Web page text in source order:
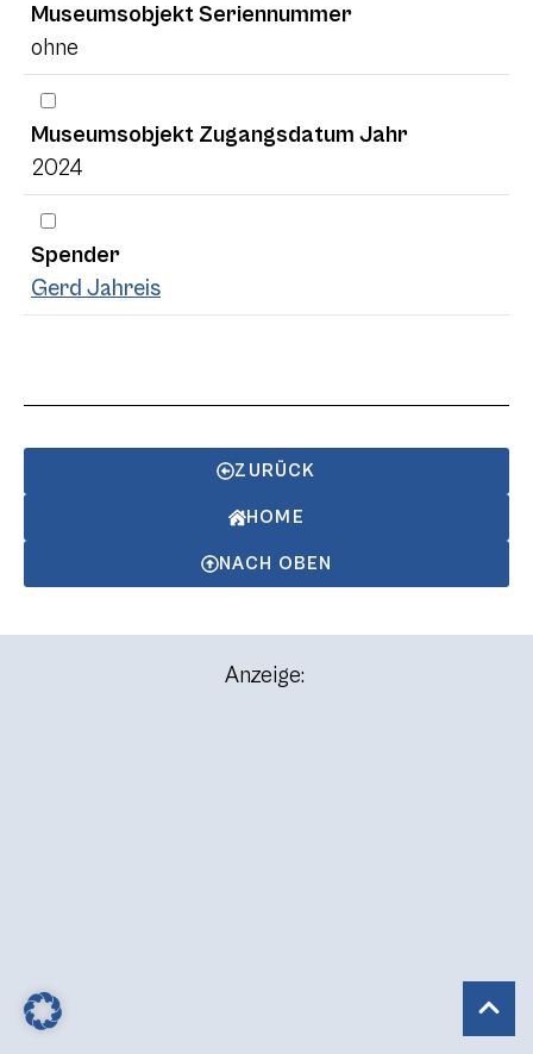
Museumsobjekt Seriennummer
ohne
Museumsobjekt Zugangsdatum Jahr
2024
Spender
Gerd Jahreis
ZURÜCK
HOME
NACH OBEN
Anzeige: